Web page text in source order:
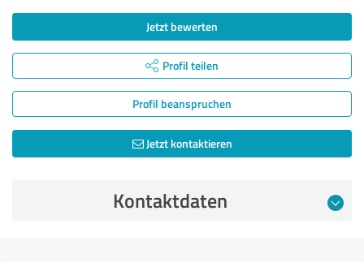
Jetzt bewerten
Profil teilen
Profil beanspruchen
Jetzt kontaktieren
Kontaktdaten